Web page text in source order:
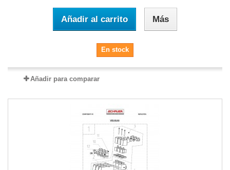
Añadir al carrito Más
En stock
Añadir para comparar